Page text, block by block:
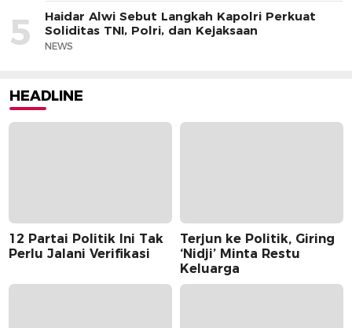
5
Haidar Alwi Sebut Langkah Kapolri Perkuat
Soliditas TNI, Polri, dan Kejaksaan
NEWS
HEADLINE
12 Partai Politik Ini Tak
Perlu Jalani Verifikasi
Terjun ke Politik, Giring
‘Nidji’ Minta Restu
Keluarga